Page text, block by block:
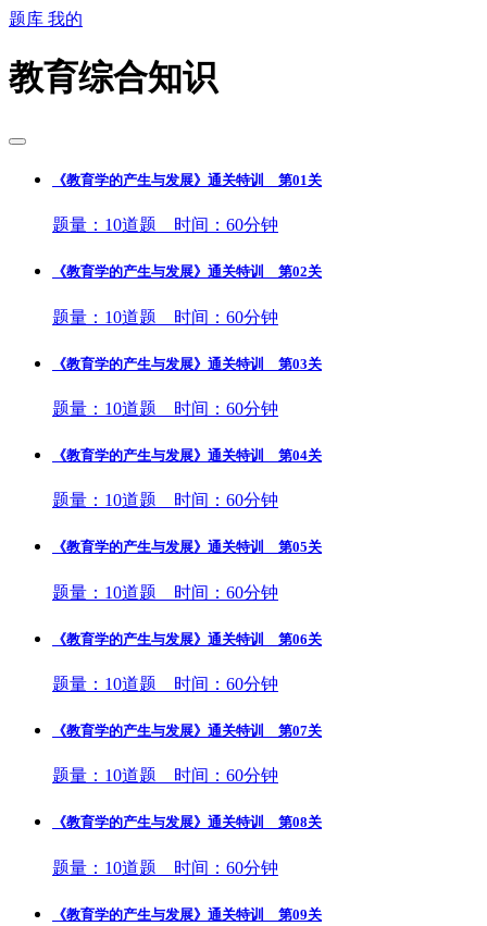
题库 我的
教育综合知识
《教育学的产生与发展》通关特训 第01关
题量：10道题 时间：60分钟
《教育学的产生与发展》通关特训 第02关
题量：10道题 时间：60分钟
《教育学的产生与发展》通关特训 第03关
题量：10道题 时间：60分钟
《教育学的产生与发展》通关特训 第04关
题量：10道题 时间：60分钟
《教育学的产生与发展》通关特训 第05关
题量：10道题 时间：60分钟
《教育学的产生与发展》通关特训 第06关
题量：10道题 时间：60分钟
《教育学的产生与发展》通关特训 第07关
题量：10道题 时间：60分钟
《教育学的产生与发展》通关特训 第08关
题量：10道题 时间：60分钟
《教育学的产生与发展》通关特训 第09关